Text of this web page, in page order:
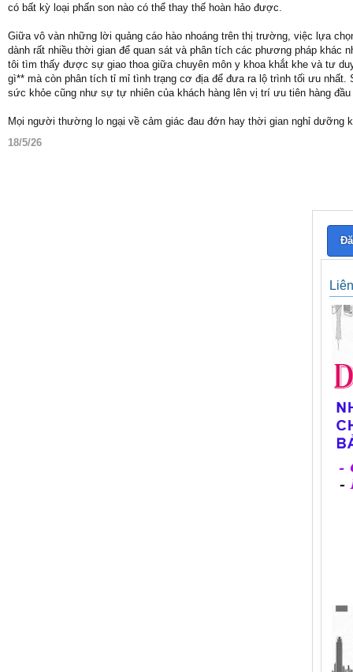
có bất kỳ loại phấn son nào có thể thay thế hoàn hảo được.
Giữa vô vàn những lời quảng cáo hào nhoáng trên thị trường, việc lựa
dành rất nhiều thời gian để quan sát và phân tích các phương pháp khác
tôi tìm thấy được sự giao thoa giữa chuyên môn y khoa khắt khe và tư
gì** mà còn phân tích tỉ mỉ tình trạng cơ địa để đưa ra lộ trình tối ưu
sức khỏe cũng như sự tự nhiên của khách hàng lên vị trí ưu tiên hàng
Mọi người thường lo ngại về cảm giác đau đớn hay thời gian nghỉ
18/5/26